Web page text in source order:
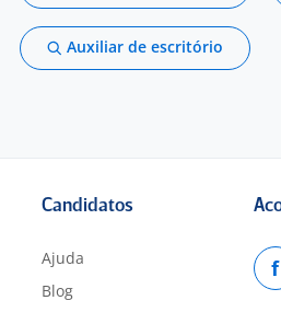
Auxiliar de escritório
Candidatos
Ajuda
Blog